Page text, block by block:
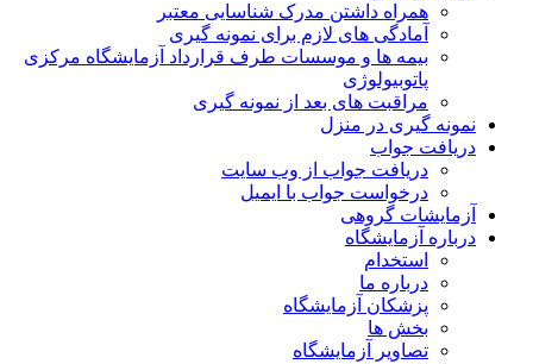
همراه داشتن مدرک شناسایی معتبر
آمادگی های لازم برای نمونه گیری
بیمه ها و موسسات طرف قرارداد آزمایشگاه مرکزی
پاتوبیولوژی
مراقبت های بعد از نمونه گیری
نمونه گیری در منزل
دریافت جواب
دریافت جواب از وب سایت
درخواست جواب با ایمیل
آزمایشات گروهی
درباره آزمایشگاه
استخدام
درباره ما
پزشکان آزمایشگاه
بخش ها
تصاویر آزمایشگاه